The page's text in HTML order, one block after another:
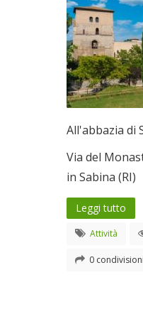
All'abbazia di
Via del
in Sabina (RI)
Leggi tutto
Attività
0 condivisioni